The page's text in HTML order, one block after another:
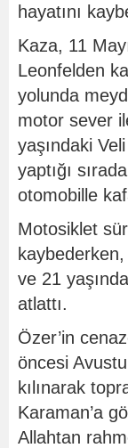
hayatını
Kaza, 11
Leonfelden
yolunda
motor sever
yaşındaki
yaptığı
otomobille
Motosiklet
ve 21
atlattı.
Özer’in
öncesi
kılınarak
Karaman’a
Allahtan